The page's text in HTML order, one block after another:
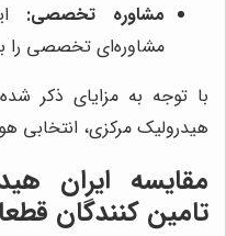
مشاوره تخصصی:
مشاوره‌ای تخصصی را
با توجه به مزایای ذکر
هیدرولیک مرکزی، انتخابی
مقایسه ایران
تامین کنندگان